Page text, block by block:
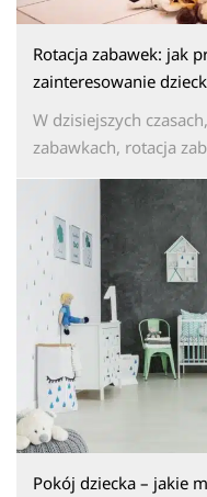
Rotacja zabawek: jak
zainteresowanie
W dzisiejszych
zabawkach, rotacja
Pokój dziecka – jakie